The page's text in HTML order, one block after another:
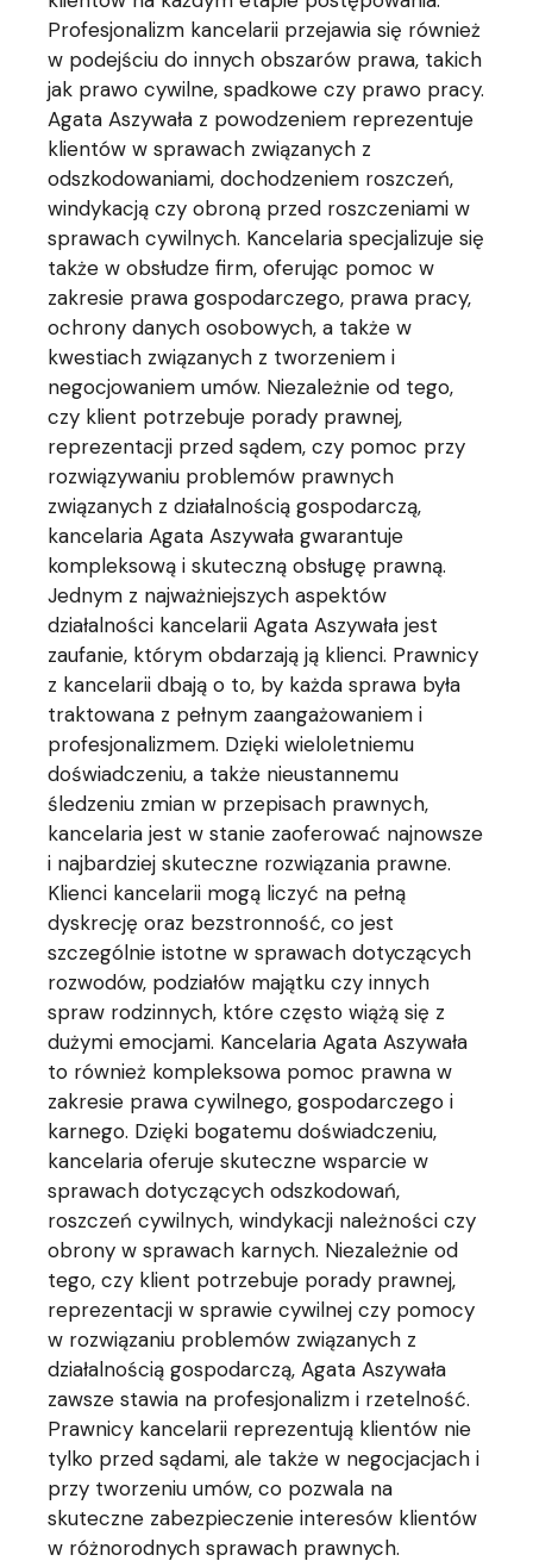
Profesjonalizm kancelarii przejawia się również
w podejściu do innych obszarów prawa, takich
jak prawo cywilne, spadkowe czy prawo pracy.
Agata Aszywała z powodzeniem reprezentuje
klientów w sprawach związanych z
odszkodowaniami, dochodzeniem roszczeń,
windykacją czy obroną przed roszczeniami w
sprawach cywilnych. Kancelaria specjalizuje się
także w obsłudze firm, oferując pomoc w
zakresie prawa gospodarczego, prawa pracy,
ochrony danych osobowych, a także w
kwestiach związanych z tworzeniem i
negocjowaniem umów. Niezależnie od tego,
czy klient potrzebuje porady prawnej,
reprezentacji przed sądem, czy pomoc przy
rozwiązywaniu problemów prawnych
związanych z działalnością gospodarczą,
kancelaria Agata Aszywała gwarantuje
kompleksową i skuteczną obsługę prawną.
Jednym z najważniejszych aspektów
działalności kancelarii Agata Aszywała jest
zaufanie, którym obdarzają ją klienci. Prawnicy
z kancelarii dbają o to, by każda sprawa była
traktowana z pełnym zaangażowaniem i
profesjonalizmem. Dzięki wieloletniemu
doświadczeniu, a także nieustannemu
śledzeniu zmian w przepisach prawnych,
kancelaria jest w stanie zaoferować najnowsze
i najbardziej skuteczne rozwiązania prawne.
Klienci kancelarii mogą liczyć na pełną
dyskrecję oraz bezstronność, co jest
szczególnie istotne w sprawach dotyczących
rozwodów, podziałów majątku czy innych
spraw rodzinnych, które często wiążą się z
dużymi emocjami. Kancelaria Agata Aszywała
to również kompleksowa pomoc prawna w
zakresie prawa cywilnego, gospodarczego i
karnego. Dzięki bogatemu doświadczeniu,
kancelaria oferuje skuteczne wsparcie w
sprawach dotyczących odszkodowań,
roszczeń cywilnych, windykacji należności czy
obrony w sprawach karnych. Niezależnie od
tego, czy klient potrzebuje porady prawnej,
reprezentacji w sprawie cywilnej czy pomocy
w rozwiązaniu problemów związanych z
działalnością gospodarczą, Agata Aszywała
zawsze stawia na profesjonalizm i rzetelność.
Prawnicy kancelarii reprezentują klientów nie
tylko przed sądami, ale także w negocjacjach i
przy tworzeniu umów, co pozwala na
skuteczne zabezpieczenie interesów klientów
w różnorodnych sprawach prawnych.